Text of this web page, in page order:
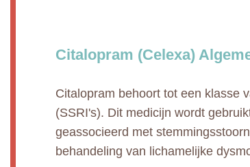
Citalopram (Celexa)
Citalopram behoort tot een klasse
(SSRI's). Dit medicijn wordt
geassocieerd met
behandeling van lichamelijke